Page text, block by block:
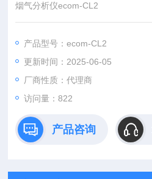
烟气分析仪ecom-CL2
产品型号：ecom-CL2
更新时间：2025-06-05
厂商性质：代理商
访问量：822
产品咨询